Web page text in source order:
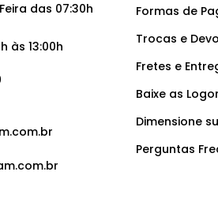
das 07:30h
às 13:00h
Formas de
Trocas e
Fretes e
Baixe as
Dimensione
Perguntas